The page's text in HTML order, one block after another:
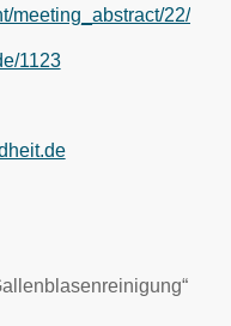
meeting_abstract/22/
1123